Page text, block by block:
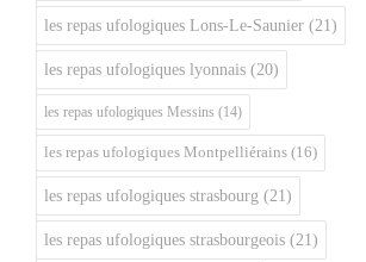
les repas ufologiques Lons-Le-Saunier (21)
les repas ufologiques lyonnais (20)
les repas ufologiques Messins (14)
les repas ufologiques Montpelliérains (16)
les repas ufologiques strasbourg (21)
les repas ufologiques strasbourgeois (21)